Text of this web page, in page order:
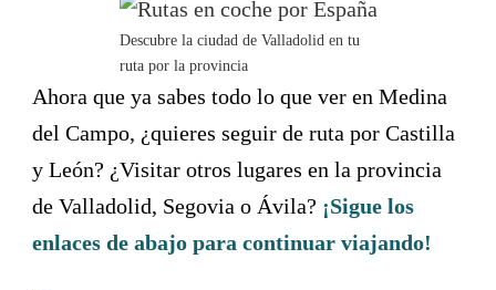
Descubre la ciudad de Valladolid en tu
ruta por la provincia
Ahora que ya sabes todo lo que ver en Medina
del Campo, ¿quieres seguir de ruta por Castilla
y León? ¿Visitar otros lugares en la provincia
de Valladolid, Segovia o Ávila? ¡Sigue los
enlaces de abajo para continuar viajando!